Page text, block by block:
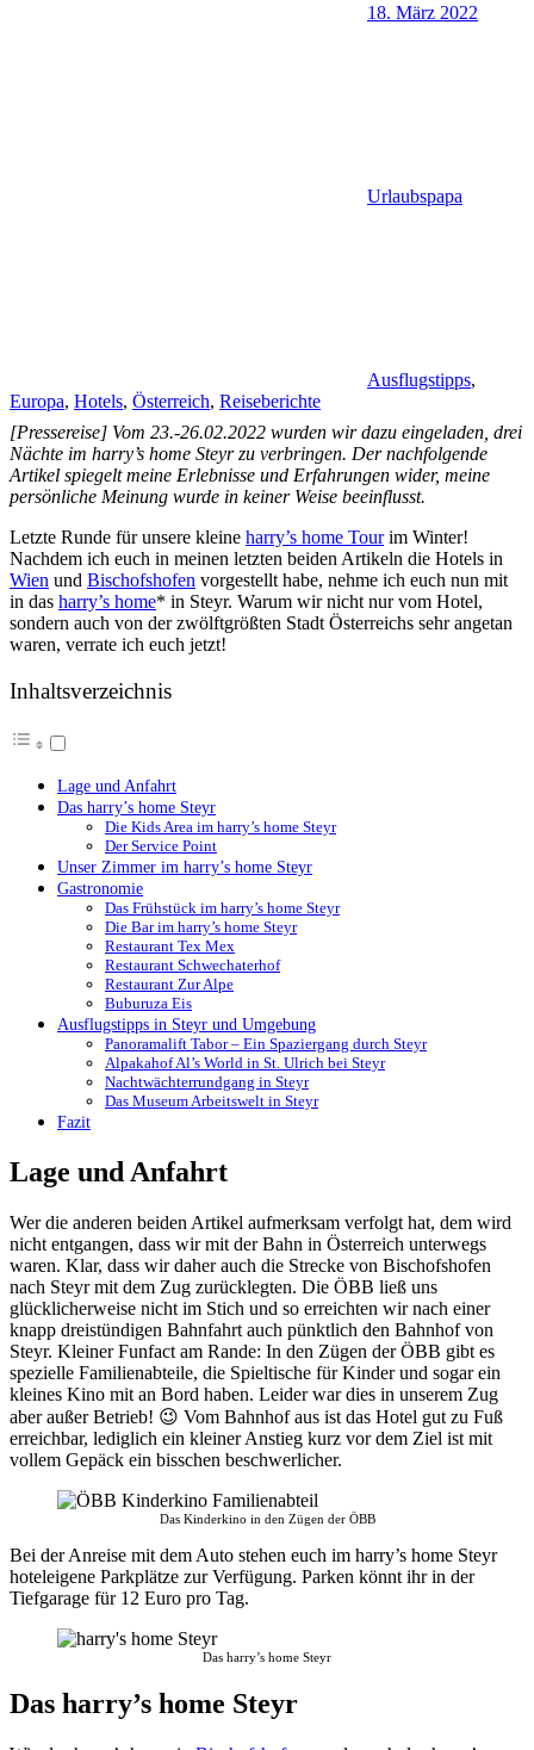
18. März 2022
Urlaubspapa
Ausflugstipps,
Europa, Hotels, Österreich, Reiseberichte
[Pressereise] Vom 23.-26.02.2022 wurden wir dazu eingeladen, drei
Nächte im harry’s home Steyr zu verbringen. Der nachfolgende
Artikel spiegelt meine Erlebnisse und Erfahrungen wider, meine
persönliche Meinung wurde in keiner Weise beeinflusst.
Letzte Runde für unsere kleine harry’s home Tourim Winter!
Nachdem ich euch in meinen letzten beiden Artikeln die Hotels in
Wien und Bischofshofen vorgestellt habe, nehme ich euch nun mit
in das harry’s home* in Steyr. Warum wir nicht nur vom Hotel,
sondern auch von der zwölftgrößten Stadt Österreichs sehr angetan
waren, verrate ich euch jetzt!
Inhaltsverzeichnis
Lage und Anfahrt
Das harry’s home Steyr
Die Kids Area im harry’s home Steyr
Der Service Point
Unser Zimmer im harry’s home Steyr
Gastronomie
Das Frühstück im harry’s home Steyr
Die Bar im harry’s home Steyr
Restaurant Tex Mex
Restaurant Schwechaterhof
Restaurant Zur Alpe
Buburuza Eis
Ausflugstipps in Steyr und Umgebung
Panoramalift Tabor – Ein Spaziergang durch Steyr
Alpakahof Al’s World in St. Ulrich bei Steyr
Nachtwächterrundgang in Steyr
Das Museum Arbeitswelt in Steyr
Fazit
Lage und Anfahrt
Wer die anderen beiden Artikel aufmerksam verfolgt hat, dem wird
nicht entgangen, dass wir mit der Bahn in Österreich unterwegs
waren. Klar, dass wir daher auch die Strecke von Bischofshofen
nach Steyr mit dem Zug zurücklegten. Die ÖBB ließ uns
glücklicherweise nicht im Stich und so erreichten wir nach einer
knapp dreistündigen Bahnfahrt auch pünktlich den Bahnhof von
Steyr. Kleiner Funfact am Rande: In den Zügen der ÖBB gibt es
spezielle Familienabteile, die Spieltische für Kinder und sogar ein
kleines Kino mit an Bord haben. Leider war dies in unserem Zug
aber außer Betrieb! 😉 Vom Bahnhof aus ist das Hotel gut zu Fuß
erreichbar, lediglich ein kleiner Anstieg kurz vor dem Ziel ist mit
vollem Gepäck ein bisschen beschwerlicher.
Das Kinderkino in den Zügen der ÖBB
Bei der Anreise mit dem Auto stehen euch im harry’s home Steyr
hoteleigene Parkplätze zur Verfügung. Parken könnt ihr in der
Tiefgarage für 12 Euro pro Tag.
Das harry’s home Steyr
Das harry’s home Steyr